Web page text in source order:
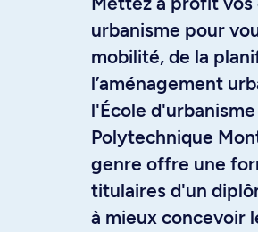
urbanisme pour
mobilité, de la
l’aménagement
l'École
Polytechnique
genre offre une
titulaires d'un
à mieux concevoir